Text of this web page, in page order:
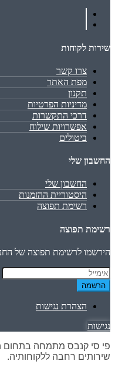
שירות לקוחות
צרו קשר
מפת האתר
תקנון
מדיניות הפרטיות
דרכי התקשרות
אפשרויות שילוח
ביטולים
החשבון שלי
החשבון שלי
היסטוריית ההזמנות
רשימת תפוצה
רשימת תפוצה
הירשמו לרשימת תפוצה של
הרשמה
הצהרת נגישות
נגישות
פי סי קנבס מתמחה בתחום
שירותים רחבה ללקוחותיה.